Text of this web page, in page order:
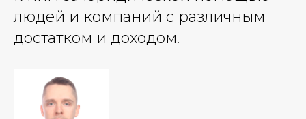
людей и компаний с различным
достатком и доходом.